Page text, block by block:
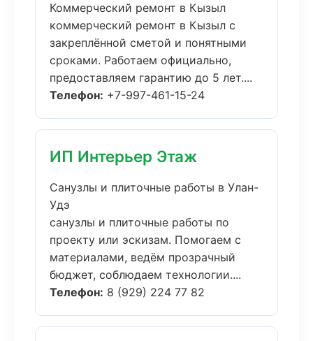
Коммерческий ремонт в Кызыл
коммерческий ремонт в Кызыл с
закреплённой сметой и понятными
сроками. Работаем официально,
предоставляем гарантию до 5 лет....
Телефон: +7-997-461-15-24
ИП Интерьер Этаж
Санузлы и плиточные работы в Улан-
Удэ
санузлы и плиточные работы по
проекту или эскизам. Помогаем с
материалами, ведём прозрачный
бюджет, соблюдаем технологии....
Телефон: 8 (929) 224 77 82